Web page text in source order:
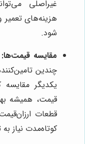
غیراصلی
هزینه‌های
شود.
مقایسه قیمت‌ها:
چندین
یکدیگر مقایسه
قیمت، همیشه
قطعات
کوتاه‌مدت نیاز